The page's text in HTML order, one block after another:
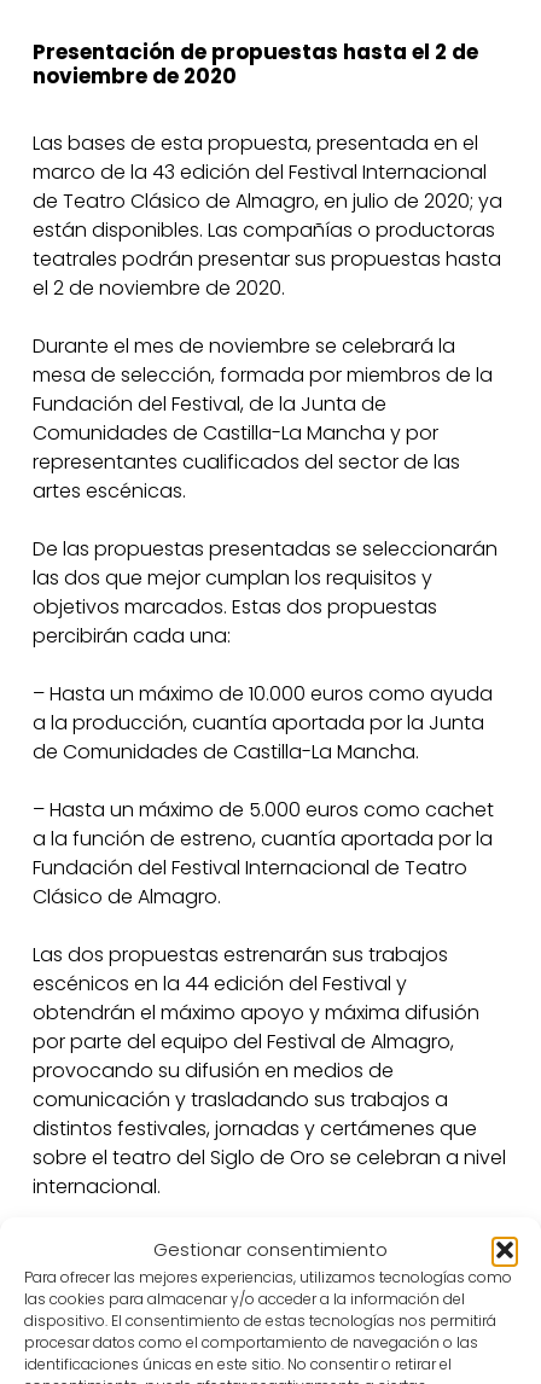
Gestionar consentimiento
Para ofrecer las mejores experiencias, utilizamos tecnologías como
las cookies para almacenar y/o acceder a la información del
dispositivo. El consentimiento de estas tecnologías nos permitirá
procesar datos como el comportamiento de navegación o las
identificaciones únicas en este sitio. No consentir o retirar el
Presentación de propuestas hasta el 2 de
noviembre de 2020
Las bases de esta propuesta, presentada en el
marco de la 43 edición del Festival Internacional
de Teatro Clásico de Almagro, en julio de 2020; ya
están disponibles. Las compañías o productoras
teatrales podrán presentar sus propuestas hasta
el 2 de noviembre de 2020.
Durante el mes de noviembre se celebrará la
mesa de selección, formada por miembros de la
Fundación del Festival, de la Junta de
Comunidades de Castilla-La Mancha y por
representantes cualificados del sector de las
artes escénicas.
De las propuestas presentadas se seleccionarán
las dos que mejor cumplan los requisitos y
objetivos marcados. Estas dos propuestas
percibirán cada una:
– Hasta un máximo de 10.000 euros como ayuda
a la producción, cuantía aportada por la Junta
de Comunidades de Castilla-La Mancha.
– Hasta un máximo de 5.000 euros como cachet
a la función de estreno, cuantía aportada por la
Fundación del Festival Internacional de Teatro
Clásico de Almagro.
Las dos propuestas estrenarán sus trabajos
escénicos en la 44 edición del Festival y
obtendrán el máximo apoyo y máxima difusión
por parte del equipo del Festival de Almagro,
provocando su difusión en medios de
comunicación y trasladando sus trabajos a
distintos festivales, jornadas y certámenes que
sobre el teatro del Siglo de Oro se celebran a nivel
internacional.
Convocatoria Almagro 44 Producción Teatro